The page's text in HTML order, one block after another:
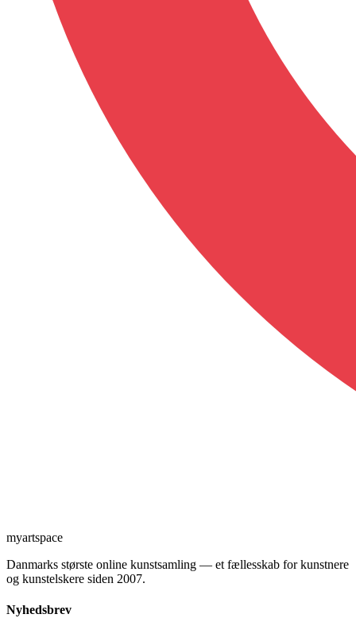
myartspace
Danmarks største online kunstsamling — et fællesskab for kunstnere
og kunstelskere siden 2007.
Nyhedsbrev